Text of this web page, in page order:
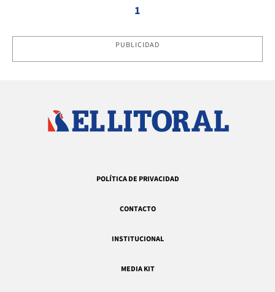
1
PUBLICIDAD
POLÍTICA DE PRIVACIDAD
CONTACTO
INSTITUCIONAL
MEDIA KIT